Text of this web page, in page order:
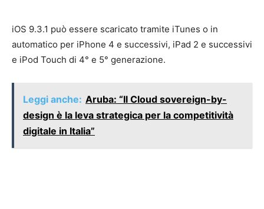
iOS 9.3.1 può essere scaricato tramite iTunes o in
automatico per iPhone 4 e successivi, iPad 2 e successivi
e iPod Touch di 4° e 5° generazione.
Leggi anche: Aruba: “Il Cloud sovereign-by-
design è la leva strategica per la competitività
digitale in Italia”